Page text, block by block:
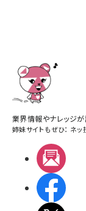
業界情報やナレッジが
姉妹サイトもぜひ： ネッ